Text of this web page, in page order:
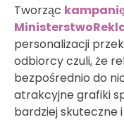
Tworząc
personalizacji
odbiorcy czuli, że
bezpośrednio do
atrakcyjne grafiki
bardziej skuteczne